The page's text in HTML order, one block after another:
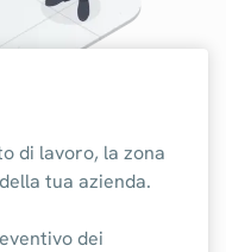
di lavoro, la zona
tua azienda.
dei